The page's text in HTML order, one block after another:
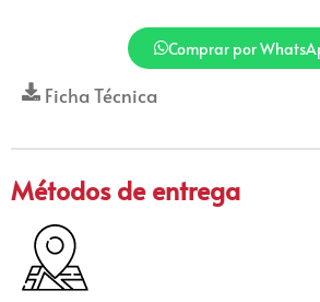
Comprar por
Ficha Técnica
Métodos de entrega